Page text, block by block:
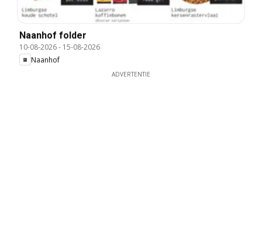
Naanhof folder
10-08-2026- 15-08-2026
Naanhof
ADVERTENTIE